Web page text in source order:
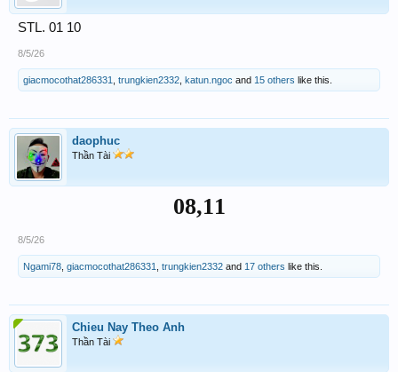
STL. 01 10
8/5/26
giacmocothat286331 trungkien2332 katun.ngoc and 15 others like this.
daophuc
Thần Tài
08,11
8/5/26
Ngami78 giacmocothat286331 trungkien2332 and 17 others like this.
Chieu Nay Theo Anh
Thần Tài